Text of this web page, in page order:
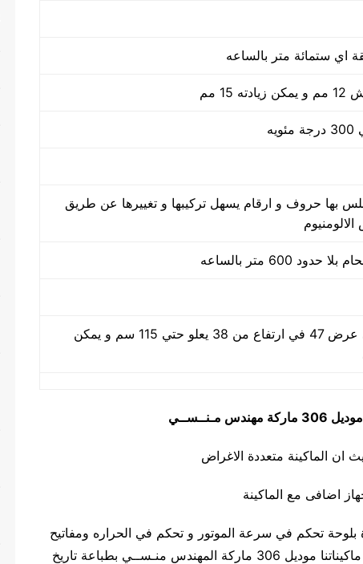
اي ستمائة متر بالساعه
مم
بها حروف و ارقام يسهل تركيبها و تغييرها عن طريق
600 متر بالساعه
طول 92 سم في عرض 47 في ارتفاع من 38 يعلو حتي 115 سم و يمكن
موديل 306 ماركة مهندس مـنــســي
ان الماكينة متعددة الاغراض
اضافى مع الماكينة
مزودة بلوحة تحكم في سرعة الموتور و تحكم في الحراره ومفاتيح
تحكم في المراوح الخاصة بالتهويه والتبريد ، كما تقوم ماكيناتنا موديل 306 ماركة المهندس منـســي بطباعة تاريخ